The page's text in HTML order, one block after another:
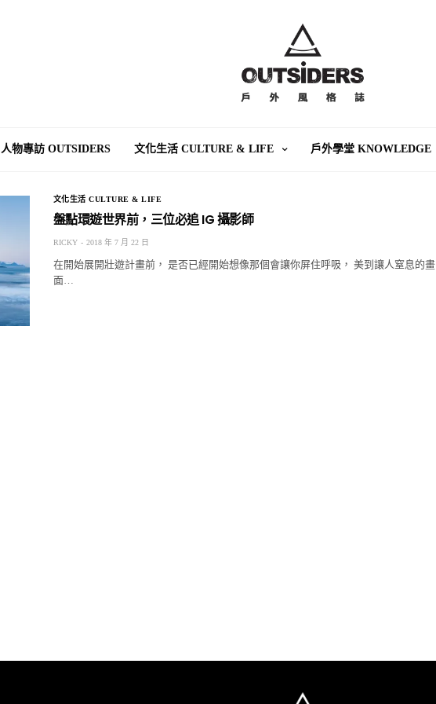
人物專訪 OUTSIDERS 文化生活 CULTURE & LIFE 戶外學堂 KNOWLEDGE
文化生活 CULTURE & LIFE
盤點環遊世界前，三位必追 IG 攝影師
RICKY 2018 年 7 月 22 日
在開始展開壯遊計畫前， 是否已經開始想像那個會讓你屏住呼吸， 美到讓人窒息的畫
面…